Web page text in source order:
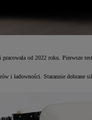
od 2022 roku.
i ładowności. Starannie